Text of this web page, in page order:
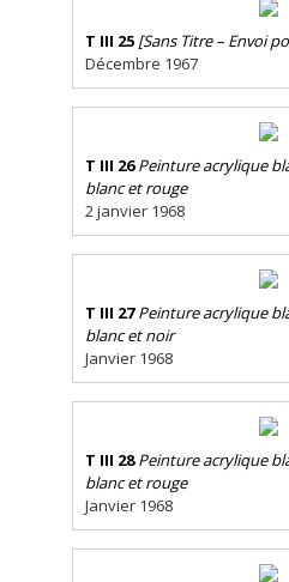
T III 25 [Sans Titre – Envoi
Décembre 1967
T III 26 Peinture acrylique
blanc et rouge
2 janvier 1968
T III 27 Peinture acrylique
blanc et noir
Janvier 1968
T III 28 Peinture acrylique
blanc et rouge
Janvier 1968